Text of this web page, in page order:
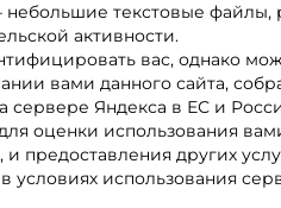
небольшие текстовые
активности.
вас, однако
вами данного сайта,
сервере Яндекса в ЕС и
оценки использования
предоставления других
использования
товаров
программа